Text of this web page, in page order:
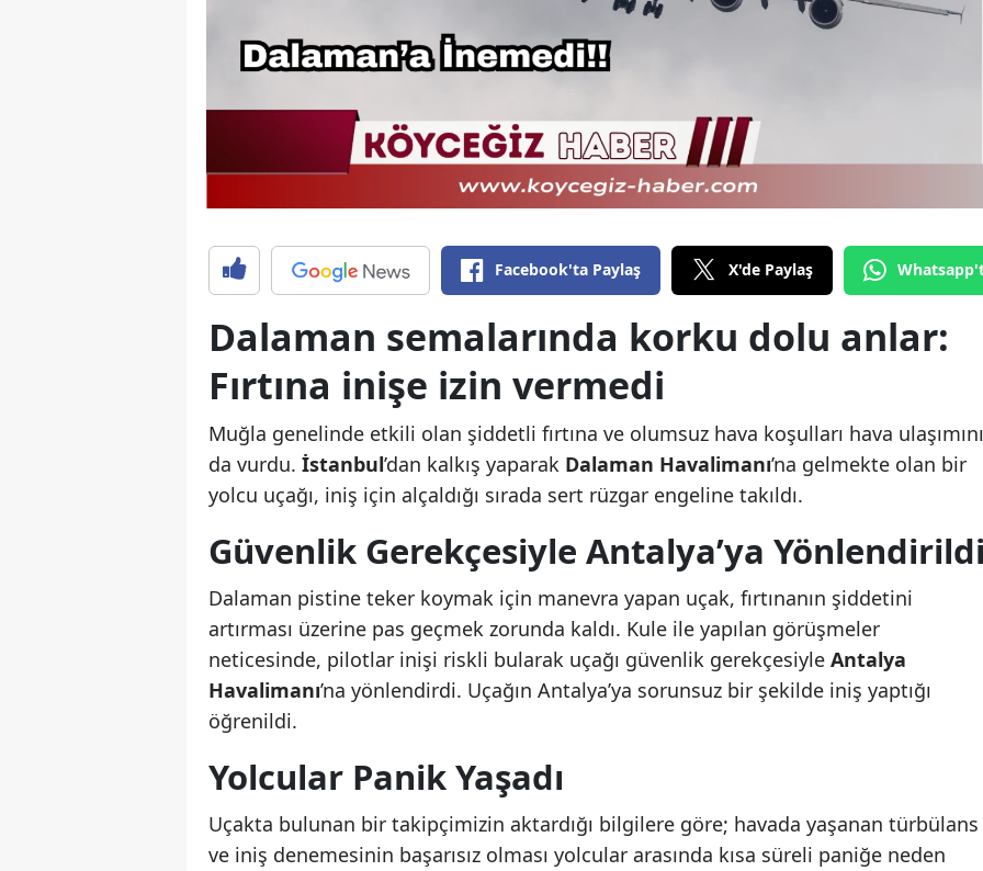
Facebook'ta Paylaş X'de Paylaş
Dalaman semalarında korku dolu anlar:
Fırtına inişe izin vermedi
Muğla genelinde etkili olan şiddetli fırtına ve olumsuz hava koşulları hava ulaşımını
da vurdu. İstanbul’dan kalkış yaparak Dalaman Havalimanı’na gelmekte olan bir
yolcu uçağı, iniş için alçaldığı sırada sert rüzgar engeline takıldı.
Güvenlik Gerekçesiyle Antalya’ya
Dalaman pistine teker koymak için manevra yapan uçak, fırtınanın şiddetini
artırması üzerine pas geçmek zorunda kaldı. Kule ile yapılan görüşmeler
neticesinde, pilotlar inişi riskli bularak uçağı güvenlik gerekçesiyle Antalya
Havalimanı’na yönlendirdi. Uçağın Antalya’ya sorunsuz bir şekilde iniş yaptığı
öğrenildi.
Yolcular Panik Yaşadı
Uçakta bulunan bir takipçimizin aktardığı bilgilere göre; havada yaşanan türbülans
ve iniş denemesinin başarısız olması yolcular arasında kısa süreli paniğe neden